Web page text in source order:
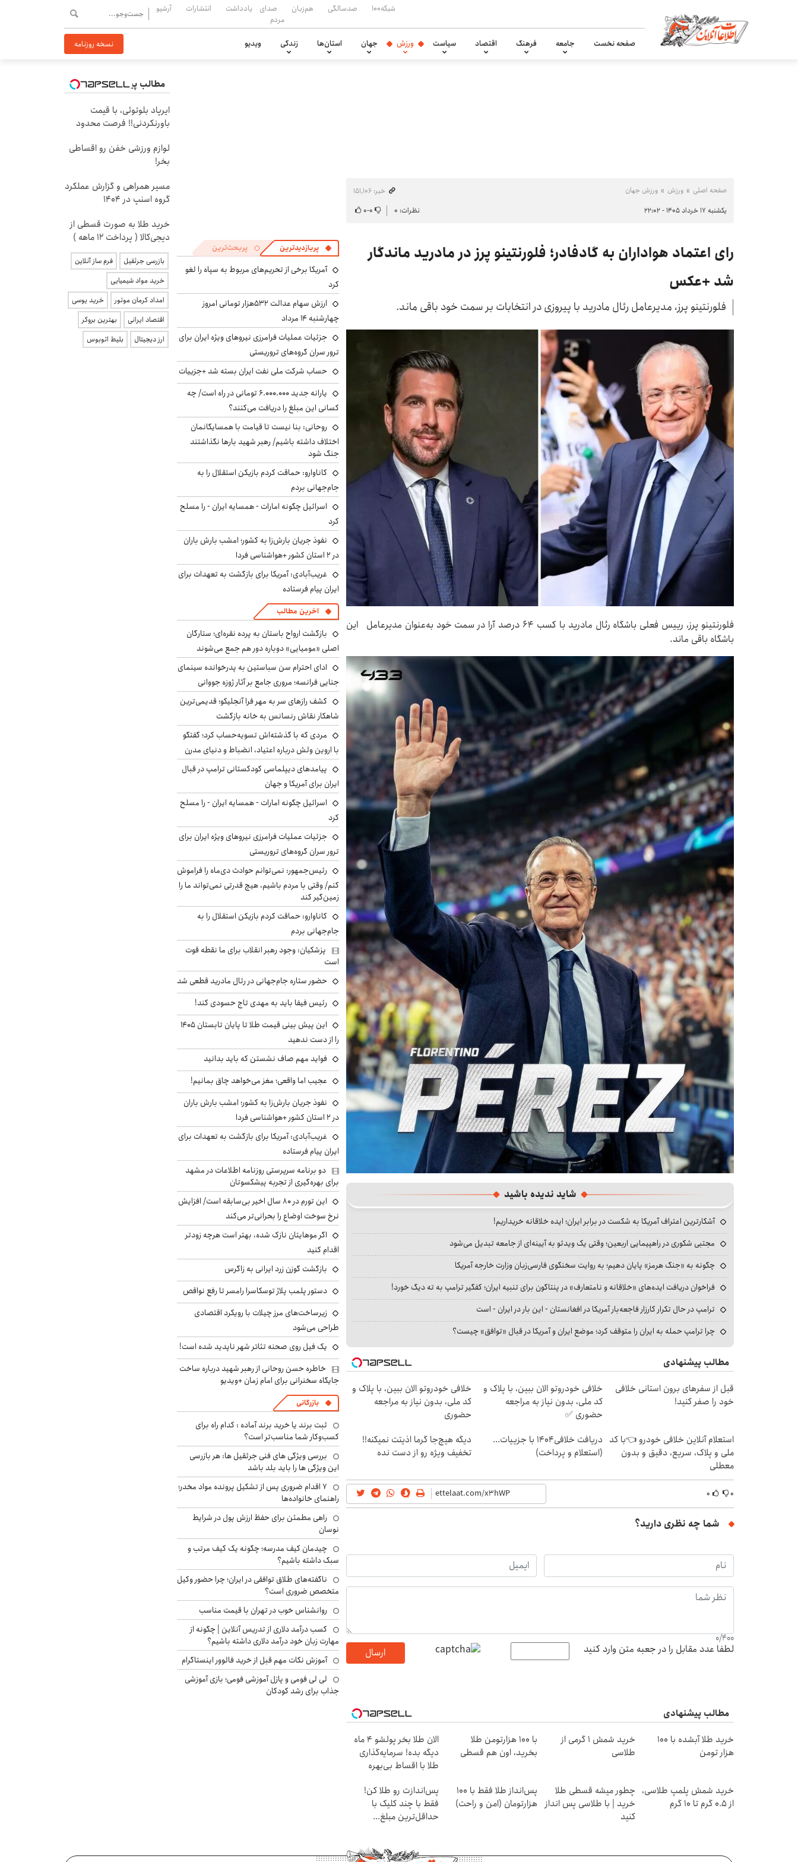
شبکه۱۰۰ صدسالگی هم‌زبان
صدای
مردم
یادداشت انتشارات آرشیو
صفحه نخست جامعه فرهنگ اقتصاد سیاست ورزش جهان استان‌ها زندگی ویدیو نسخه روزنامه
صفحه اصلی ورزش ورزش جهان
خبر: ۱۵۱٬۱۰۶
یکشنبه ۱۷ خرداد ۱۴۰۵ - ۲۲:۰۲
نظرات: ۰ ۰-۰
رای اعتماد هواداران به گادفادر؛ فلورنتینو پرز در مادرید ماندگار
شد +عکس
فلورنتینو پرز، مدیرعامل رئال مادرید با پیروزی در انتخابات بر سمت خود باقی ماند.
فلورنتینو پرز، رییس فعلی باشگاه رئال مادرید با کسب ۶۴ درصد آرا در سمت خود به‌عنوان مدیرعامل این
باشگاه باقی ماند.
شاید ندیده باشید
آشکارترین اعتراف آمریکا به شکست در برابر ایران؛ ایده خلاقانه خریداریم!
مجتبی شکوری در راهپیمایی اربعین؛ وقتی یک ویدئو به آیینه‌ای از جامعه تبدیل می‌شود
چگونه به «جنگ هرمز» پایان دهیم؛ به روایت سخنگوی فارسی‌زبان وزارت خارجه آمریکا
فراخوان دریافت ایده‌های «خلاقانه و نامتعارف» در پنتاگون برای تنبیه ایران؛ کفگیر ترامپ به ته دیگ خورد!
ترامپ در حال تکرار کارزار فاجعه‌بار آمریکا در افغانستان - این بار در ایران - است
چرا ترامپ حمله به ایران را متوقف کرد؛ موضع ایران و آمریکا در قبال «توافق» چیست؟
مطالب پیشنهادی
قبل از سفرهای برون استانی خلافی
خود را صفر کنید!
خلافی خودروتو الان ببین، با پلاک و
کد ملی، بدون نیاز به مراجعه
حضوری ✅
خلافی خودروتو الان ببین، با پلاک و
کد ملی، بدون نیاز به مراجعه
حضوری
استعلام آنلاین خلافی خودرو 👈با کد
ملی و پلاک، سریع، دقیق و بدون
معطلی
دریافت خلافی۱۴۰۴ با جزییات...
(استعلام و پرداخت)
دیگه هیچ‌جا گرما اذیتت نمیکنه!!
تخفیف ویژه رو از دست نده
۰ ۰
شما چه نظری دارید؟
0/400
لطفا عدد مقابل را در جعبه متن وارد کنید ارسال
مطالب پیشنهادی
خرید طلا آبشده با 100
هزار تومن
خرید شمش 1 گرمی از
طلاسی
با ۱۰۰ هزارتومن طلا
بخرید، اون هم قسطی
الان طلا بخر پولشو 4 ماه
دیگه بده! سرمایه‌گذاری
طلا با اقساط بی‌بهره
خرید شمش پلمپ طلاسی،
از ۰.۵ گرم تا ۱۰ گرم
چطور میشه قسطی طلا
خرید | با طلاسی پس انداز
کنید
پس‌انداز طلا فقط با ۱۰۰
هزارتومان (امن و راحت)
پس‌اندازت رو طلا کن!
فقط با چند کلیک با
حداقل‌ترین مبلغ...
پربازدیدترین پربحث‌ترین
آمریکا برخی از تحریم‌های مربوط به سپاه را لغو
کرد
ارزش سهام عدالت ۵۳۲هزار تومانی امروز
چهارشنبه ۱۴ مرداد
جزئیات عملیات فرامرزی نیروهای ویژه ایران برای
ترور سران گروه‌های تروریستی
حساب‌ شرکت ملی نفت ایران بسته شد +جزییات
یارانه جدید ۶.۰۰۰.۰۰۰ تومانی در راه است/ چه
کسانی این مبلغ را دریافت می‌کنند؟
روحانی: بنا نیست تا قیامت با همسایگانمان
اختلاف داشته باشیم/ رهبر شهید بارها نگذاشتند
جنگ شود
کاناوارو: حماقت کردم بازیکن استقلال را به
جام‌جهانی بردم
اسرائیل چگونه امارات - همسایه ایران - را مسلح
کرد
نفوذ جریان بارش‌زا به کشور؛ امشب بارش باران
در ۲ استان کشور +هواشناسی فردا
غریب‌آبادی: آمریکا برای بازگشت به تعهدات برای
ایران پیام فرستاده
آخرین مطالب
بازگشت ارواح باستان به پرده نقره‌ای؛ ستارگان
اصلی «مومیایی» دوباره دور هم جمع می‌شوند
ادای احترام سن سباستین به پدرخوانده سینمای
جنایی فرانسه؛ مروری جامع بر آثار ژوزه جووانی
کشف رازهای سر به مهر فرا آنجلیکو؛ قدیمی‌ترین
شاهکار نقاش رنسانس به خانه بازگشت
مردی که با گذشته‌اش تسویه‌حساب کرد؛ گفتگو
با اروین ولش درباره اعتیاد، انضباط و دنیای مدرن
پیامدهای دیپلماسی کودکستانی ترامپ در قبال
ایران برای آمریکا و جهان
اسرائیل چگونه امارات - همسایه ایران - را مسلح
کرد
جزئیات عملیات فرامرزی نیروهای ویژه ایران برای
ترور سران گروه‌های تروریستی
رئیس‌جمهور: نمی‌توانم حوادث دی‌ماه را فراموش
کنم/ وقتی با مردم باشیم، هیچ قدرتی نمی‌تواند ما را
زمین‌گیر کند
کاناوارو: حماقت کردم بازیکن استقلال را به
جام‌جهانی بردم
پزشکیان: وجود رهبر انقلاب برای ما نقطه قوت
است
حضور ستاره جام‌جهانی در رئال مادرید قطعی شد
رئیس فیفا باید به مهدی تاج حسودی کند!
این پیش بینی قیمت طلا تا پایان تابستان ۱۴۰۵
را از دست ندهید
فواید مهم صاف نشستن که باید بدانید
عجیب اما واقعی؛ مغز می‌خواهد چاق بمانیم!
نفوذ جریان بارش‌زا به کشور؛ امشب بارش باران
در ۲ استان کشور +هواشناسی فردا
غریب‌آبادی: آمریکا برای بازگشت به تعهدات برای
ایران پیام فرستاده
دو برنامه سرپرستی روزنامه اطلاعات در مشهد
برای بهره‌گیری از تجربه پیشکسوتان
این تورم در ۸۰ سال اخیر بی‌سابقه است/ افزایش
نرخ سوخت اوضاع را بحرانی‌تر می‌کند
اگر موهایتان نازک شده، بهتر است هرچه زودتر
اقدام کنید
بازگشت گوزن زرد ایرانی به زاگرس
دستور پلمب پلاژ توسکاسرا رامسر تا رفع نواقص
زیرساخت‌های مرز چیلات با رویکرد اقتصادی
طراحی می‌شود
یک فیل روی صحنه تئاتر شهر ناپدید شده است!
خاطره حسن روحانی از رهبر شهید درباره ساخت
جایگاه سخنرانی برای امام زمان +ویدیو
بازرگانی
ثبت برند یا خرید برند آماده : کدام راه برای
کسب‌وکار شما مناسب‌تر است؟
بررسی ویژگی های فنی جرثقیل ها: هر بازرسی
این ویژگی ها را باید بلد باشد
۷ اقدام ضروری پس از تشکیل پرونده مواد مخدر؛
راهنمای خانواده‌ها
راهی مطمئن برای حفظ ارزش پول در شرایط
نوسان
چیدمان کیف مدرسه؛ چگونه یک کیف مرتب و
سبک داشته باشیم؟
ناگفته‌های طلاق توافقی در ایران؛ چرا حضور وکیل
متخصص ضروری است؟
روانشناس خوب در تهران با قیمت مناسب
کسب درآمد دلاری از تدریس آنلاین | چگونه از
مهارت زبان خود درآمد دلاری داشته باشیم؟
آموزش نکات مهم قبل از خرید فالوور اینستاگرام
لی لی فومی و پازل آموزشی فومی؛ بازی آموزشی
جذاب برای رشد کودکان
مطالب پیشنهادی
ایرپاد بلوتوثی، با قیمت
باورنکردنی!! فرصت محدود
لوازم ورزشی خفن رو اقساطی
بخر!
مسیر همراهی و گزارش عملکرد
گروه اسنپ در ۱۴۰۴
خرید طلا به صورت قسطی از
دیجی‌کالا ( پرداخت 12 ماهه )
بازرسی جرثقیل
فرم ساز آنلاین
خرید مواد شیمیایی
امداد کرمان موتور
خرید یوسی
اقتصاد ایرانی
بهترین بروکر
ارز دیجیتال
بلیط اتوبوس